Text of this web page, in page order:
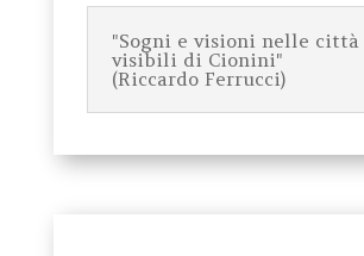
"Sogni e visioni nelle città
visibili di Cionini"
(Riccardo Ferrucci)